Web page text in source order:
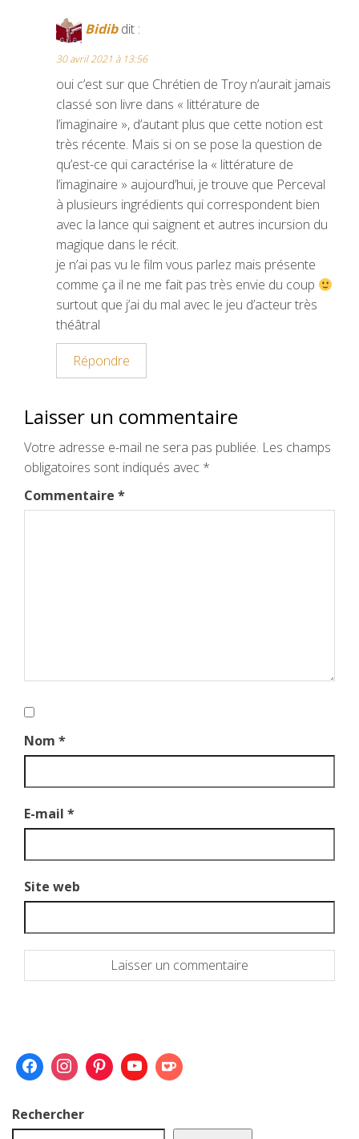
Bidib dit :
30 avril 2021 à 13:56
oui c’est sur que Chrétien de Troy n’aurait jamais
classé son livre dans « littérature de
l’imaginaire », d’autant plus que cette notion est
très récente. Mais si on se pose la question de
qu’est-ce qui caractérise la « littérature de
l’imaginaire » aujourd’hui, je trouve que Perceval
à plusieurs ingrédients qui correspondent bien
avec la lance qui saignent et autres incursion du
magique dans le récit.
je n’ai pas vu le film vous parlez mais présente
comme ça il ne me fait pas très envie du coup
surtout que j’ai du mal avec le jeu d’acteur très
théâtral
Répondre
Laisser un commentaire
Votre adresse e-mail ne sera pas publiée. Les champs
obligatoires sont indiqués avec *
Commentaire *
Nom *
E-mail *
Site web
Rechercher